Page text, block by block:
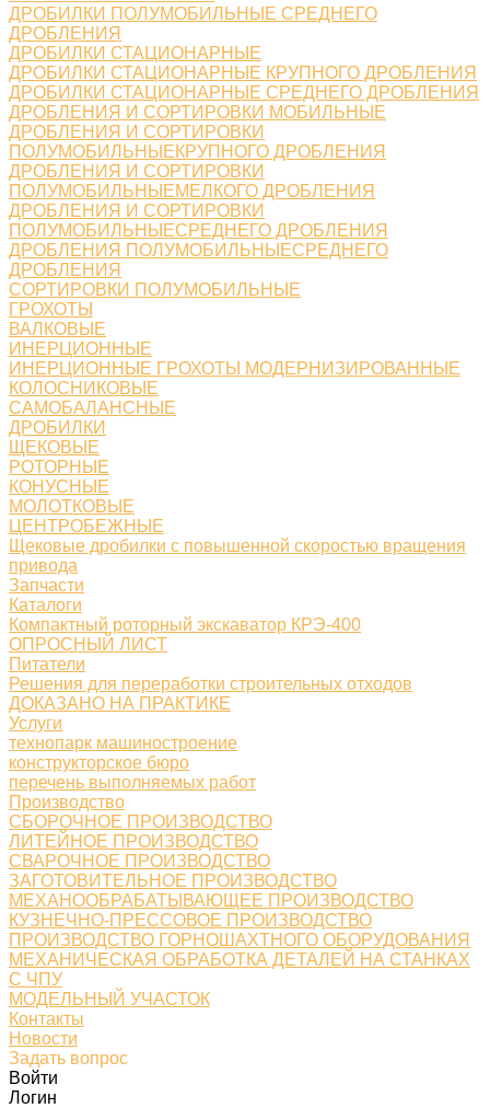
ДРОБИЛКИ ПОЛУМОБИЛЬНЫЕ СРЕДНЕГО
ДРОБЛЕНИЯ
ДРОБИЛКИ СТАЦИОНАРНЫЕ
ДРОБИЛКИ СТАЦИОНАРНЫЕ КРУПНОГО ДРОБЛЕНИЯ
ДРОБИЛКИ СТАЦИОНАРНЫЕ СРЕДНЕГО ДРОБЛЕНИЯ
ДРОБЛЕНИЯ И СОРТИРОВКИ МОБИЛЬНЫЕ
ДРОБЛЕНИЯ И СОРТИРОВКИ
ПОЛУМОБИЛЬНЫЕКРУПНОГО ДРОБЛЕНИЯ
ДРОБЛЕНИЯ И СОРТИРОВКИ
ПОЛУМОБИЛЬНЫЕМЕЛКОГО ДРОБЛЕНИЯ
ДРОБЛЕНИЯ И СОРТИРОВКИ
ПОЛУМОБИЛЬНЫЕСРЕДНЕГО ДРОБЛЕНИЯ
ДРОБЛЕНИЯ ПОЛУМОБИЛЬНЫЕСРЕДНЕГО
ДРОБЛЕНИЯ
СОРТИРОВКИ ПОЛУМОБИЛЬНЫЕ
ГРОХОТЫ
ВАЛКОВЫЕ
ИНЕРЦИОННЫЕ
ИНЕРЦИОННЫЕ ГРОХОТЫ МОДЕРНИЗИРОВАННЫЕ
КОЛОСНИКОВЫЕ
САМОБАЛАНСНЫЕ
ДРОБИЛКИ
ЩЕКОВЫЕ
РОТОРНЫЕ
КОНУСНЫЕ
МОЛОТКОВЫЕ
ЦЕНТРОБЕЖНЫЕ
Щековые дробилки с повышенной скоростью вращения
привода
Запчасти
Каталоги
Компактный роторный экскаватор КРЭ-400
ОПРОСНЫЙ ЛИСТ
Питатели
Решения для переработки строительных отходов
ДОКАЗАНО НА ПРАКТИКЕ
Услуги
технопарк машиностроение
конструкторское бюро
перечень выполняемых работ
Производство
СБОРОЧНОЕ ПРОИЗВОДСТВО
ЛИТЕЙНОЕ ПРОИЗВОДСТВО
СВАРОЧНОЕ ПРОИЗВОДСТВО
ЗАГОТОВИТЕЛЬНОЕ ПРОИЗВОДСТВО
МЕХАНООБРАБАТЫВАЮЩЕЕ ПРОИЗВОДСТВО
КУЗНЕЧНО-ПРЕССОВОЕ ПРОИЗВОДСТВО
ПРОИЗВОДСТВО ГОРНОШАХТНОГО ОБОРУДОВАНИЯ
МЕХАНИЧЕСКАЯ ОБРАБОТКА ДЕТАЛЕЙ НА СТАНКАХ
С ЧПУ
МОДЕЛЬНЫЙ УЧАСТОК
Контакты
Новости
Задать вопрос
Войти
Логин